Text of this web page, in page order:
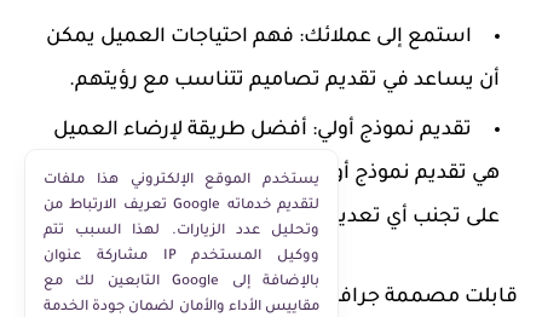
استمع إلى عملائك: فهم احتياجات العميل يمكن
أن يساعد في تقديم تصاميم تتناسب مع رؤيتهم.
تقديم نموذج أولي: أفضل طريقة لإرضاء العميل
هي تقديم نموذج أولي قبل إنهاء المشروع. هذا يساعد
على تجنب أي تعديلات كبيرة لاحقًا.
قابلت مصممة جرافيك بدأت مسيرتها المهنية بعد
يستخدم الموقع الإلكتروني هذا ملفات
تعريف الارتباط من Google لتقديم خدماته
وتحليل عدد الزيارات. لهذا السبب تتم
مشاركة عنوان IP ووكيل المستخدم
التابعين لك مع Google بالإضافة إلى
مقاييس الأداء والأمان لضمان جودة الخدمة